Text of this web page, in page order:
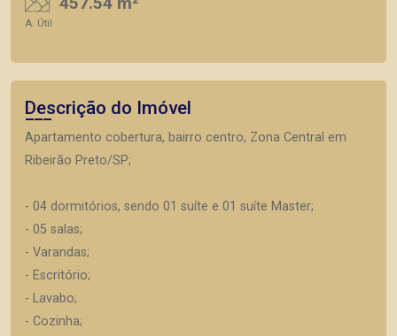
A. Útil
Descrição do Imóvel
Apartamento cobertura, bairro centro, Zona Central em
Ribeirão Preto/SP;
- 04 dormitórios, sendo 01 suíte e 01 suíte Master;
- 05 salas;
- Varandas;
- Escritório;
- Lavabo;
- Cozinha;